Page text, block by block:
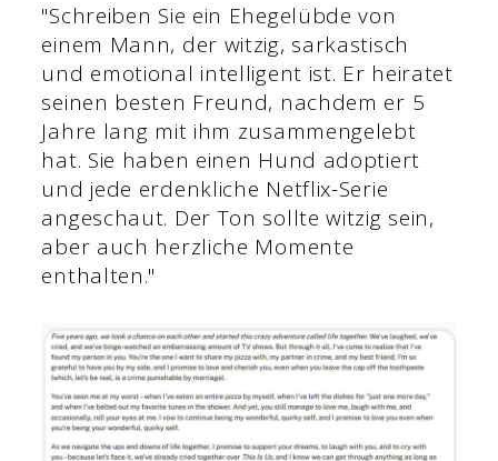
"Schreiben Sie ein Ehegelübde von
einem Mann, der witzig, sarkastisch
und emotional intelligent ist. Er heiratet
seinen besten Freund, nachdem er 5
Jahre lang mit ihm zusammengelebt
hat. Sie haben einen Hund adoptiert
und jede erdenkliche Netflix-Serie
angeschaut. Der Ton sollte witzig sein,
aber auch herzliche Momente
enthalten."